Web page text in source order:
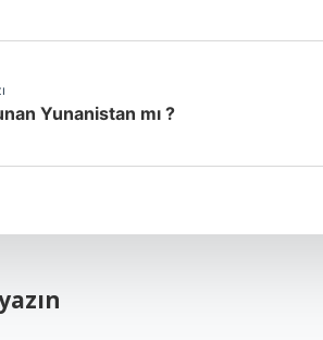
Yunanistan mı ?